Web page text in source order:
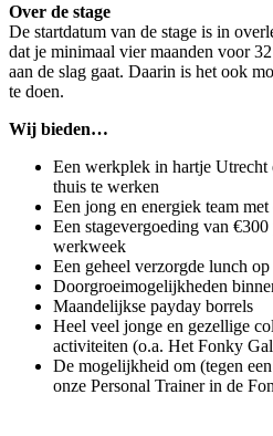
Over de stage
De startdatum van de stage is in
dat je minimaal vier maanden voor
aan de slag gaat. Daarin is het ook
te doen.
Wij bieden…
Een werkplek in hartje Utrecht
thuis te werken
Een jong en energiek team
Een stagevergoeding van
werkweek
Een geheel verzorgde lunch
Doorgroeimogelijkheden
Maandelijkse payday borrels
Heel veel jonge en gezellige
activiteiten (o.a. Het Fonky
De mogelijkheid om (tegen
onze Personal Trainer in de